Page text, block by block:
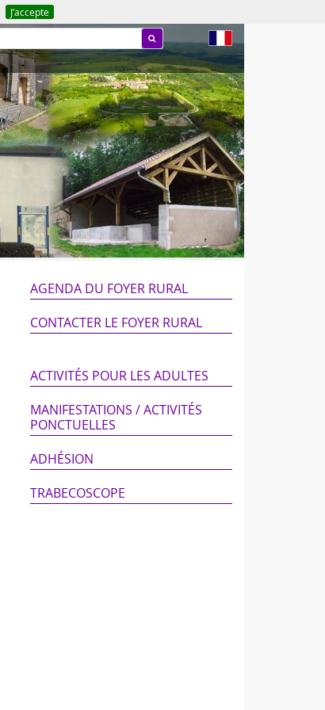
J’accepte
AGENDA DU FOYER RURAL
CONTACTER LE FOYER RURAL
ACTIVITÉS POUR LES ADULTES
MANIFESTATIONS / ACTIVITÉS
PONCTUELLES
ADHÉSION
TRABECOSCOPE